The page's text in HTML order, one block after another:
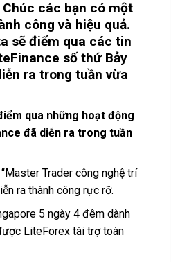
các bạn có một
công và hiệu quả.
sẽ điểm qua các tin
số thứ Bảy
ra trong tuần vừa
qua những hoạt động
đã diễn ra trong tuần
Trader công nghệ trí
ra thành công rực rỡ.
5 ngày 4 đêm dành
LiteForex tài trợ toàn